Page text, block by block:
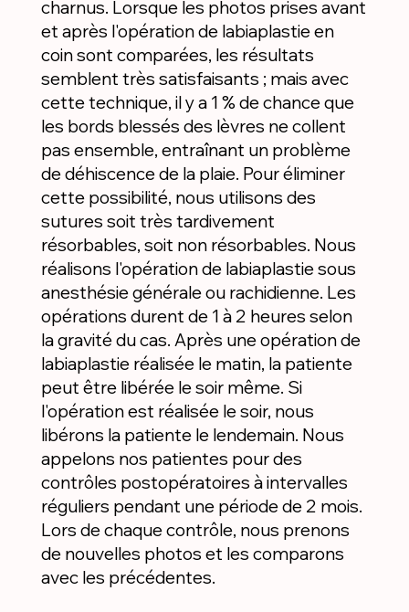
charnus. Lorsque les photos prises avant
et après l'opération de labiaplastie en
coin sont comparées, les résultats
semblent très satisfaisants ; mais avec
cette technique, il y a 1 % de chance que
les bords blessés des lèvres ne collent
pas ensemble, entraînant un problème
de déhiscence de la plaie. Pour éliminer
cette possibilité, nous utilisons des
sutures soit très tardivement
résorbables, soit non résorbables. Nous
réalisons l'opération de labiaplastie sous
anesthésie générale ou rachidienne. Les
opérations durent de 1 à 2 heures selon
la gravité du cas. Après une opération de
labiaplastie réalisée le matin, la patiente
peut être libérée le soir même. Si
l'opération est réalisée le soir, nous
libérons la patiente le lendemain. Nous
appelons nos patientes pour des
contrôles postopératoires à intervalles
réguliers pendant une période de 2 mois.
Lors de chaque contrôle, nous prenons
de nouvelles photos et les comparons
avec les précédentes.